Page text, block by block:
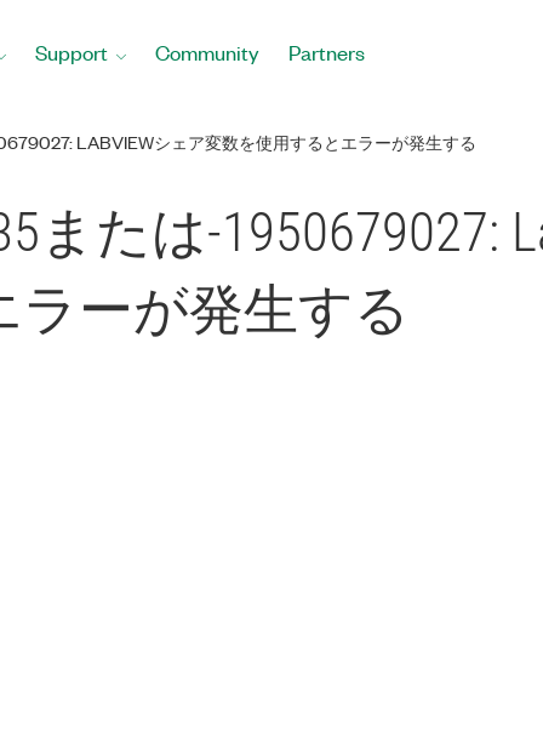
Support Community Partners
LABVIEWシェア変数を使用するとエラーが発生する
または-1950679027:
ーが発生する